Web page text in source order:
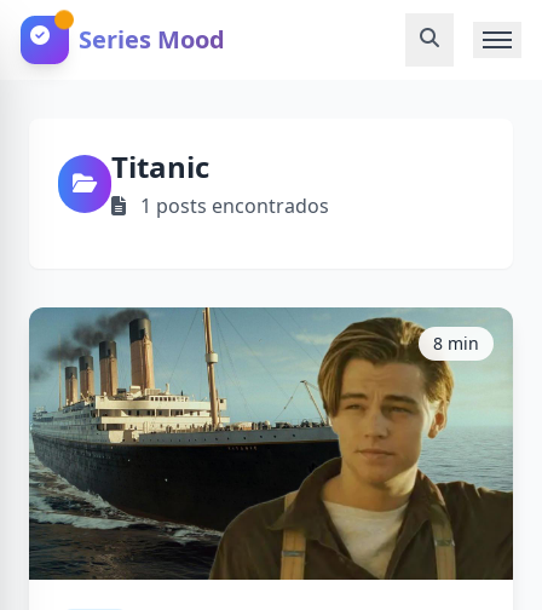
Series Mood
Titanic
1 posts encontrados
8 min